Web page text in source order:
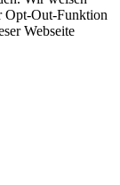
Opt-Out-Funktion
Webseite